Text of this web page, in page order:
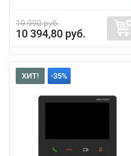
19 990 руб.
10 394,80 руб.
ХИТ! -35%